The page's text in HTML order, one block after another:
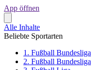
App öffnen
Alle Inhalte
Beliebte Sportarten
1. Fußball Bundesliga
2. Fußball Bundesliga